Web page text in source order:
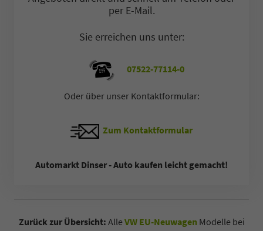
per E-Mail.
Sie erreichen uns unter:
07522-77114-0
Oder über unser Kontaktformular:
Zum Kontaktformular
Automarkt Dinser - Auto kaufen leicht gemacht!
Zurück zur Übersicht: AlleVW EU-Neuwagen Modelle bei